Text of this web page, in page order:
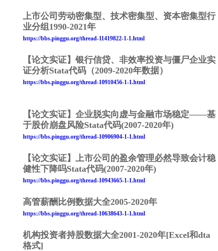
上市公司劳动密集型、技术密集型、资本密集型行
业分组1990-2021年
https://bbs.pinggu.org/thread-11419822-1-1.html
【论文实证】银行信贷、非效率投资与僵尸企业实
证分析Stata代码（2009-2020年数据）
https://bbs.pinggu.org/thread-10910456-1-1.html
【论文实证】企业脱实向虚与金融市场稳定——基
于股价崩盘风险Stata代码(2007-2020年)
https://bbs.pinggu.org/thread-10906904-1-1.html
【论文实证】上市公司的盈余管理必然导致会计稳
健性下降吗Stata代码(2007-2020年)
https://bbs.pinggu.org/thread-10943665-1-1.html
高管薪酬比例数据大全2005-2020年
https://bbs.pinggu.org/thread-10638643-1-1.html
机构投资者持股数据大全2001-2020年[Excel和dta
格式]